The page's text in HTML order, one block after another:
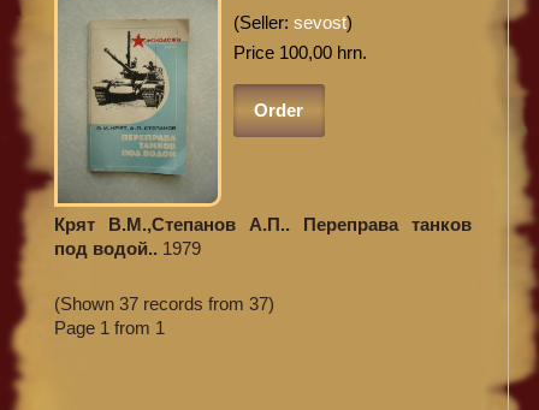
(Seller: sevost)
Price 100,00 hrn.
Order
Крят В.М.,Степанов А.П.. Переправа танков
под водой.. 1979
(Shown 37 records from 37)
Page 1 from 1